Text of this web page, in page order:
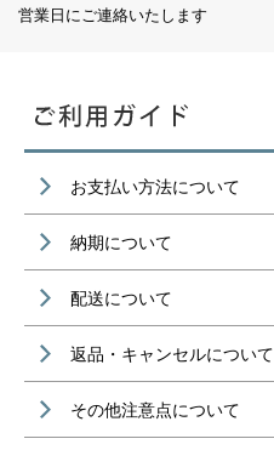
営業日にご連絡いたします
お支払い方法について
納期について
配送について
返品・キャンセルについて
その他注意点について